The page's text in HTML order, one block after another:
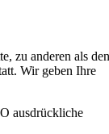
zu anderen als den
Wir geben Ihre
ausdrückliche